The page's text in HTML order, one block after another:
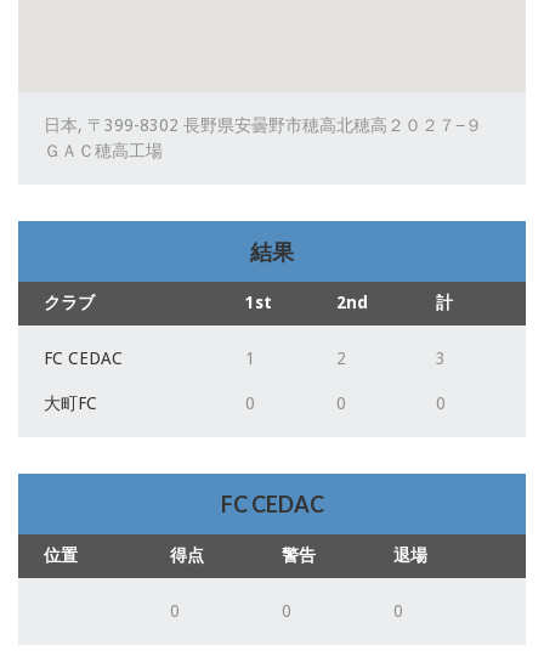
日本, 〒399-8302 長野県安曇野市穂高北穂高２０２７−９
ＧＡＣ穂高工場
結果
クラブ 1st 2nd 計
FC CEDAC 1 2 3
大町FC 0 0 0
FC CEDAC
位置 得点 警告 退場
0 0 0